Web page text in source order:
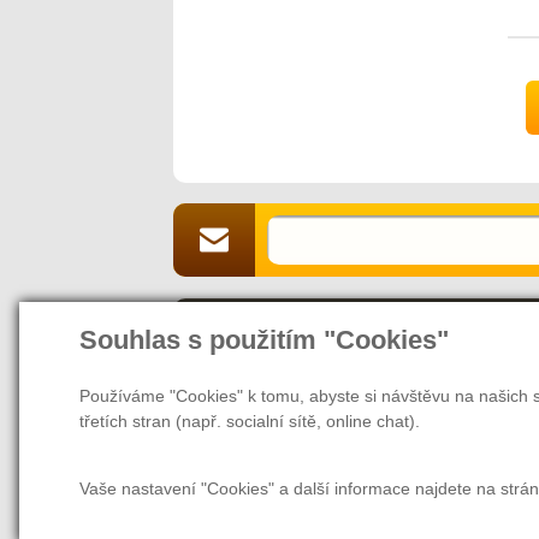
Souhlas s použitím "Cookies"
Používáme "Cookies" k tomu, abyste si návštěvu na
třetích stran (např. socialní sítě, online chat).
Vaše nastavení "Cookies" a další informace najdete na
O naší společnosti
Jsme Vaším partnerem a prodejcem v
webových stránek nás naleznete také
našem magazínu najdete rady a tipy,